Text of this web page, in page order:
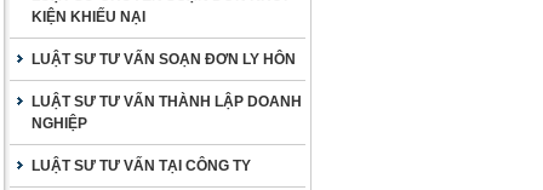
KIỆN KHIẾU NẠI
LUẬT SƯ TƯ VẤN SOẠN ĐƠN LY HÔN
LUẬT SƯ TƯ VẤN THÀNH LẬP DOANH
NGHIỆP
LUẬT SƯ TƯ VẤN TẠI CÔNG TY